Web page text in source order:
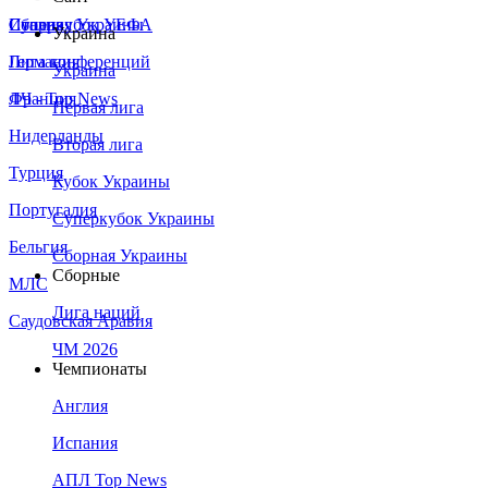
Сборная Украины
Италия
Германия
Франция
Нидерланды
Турция
Португалия
Бельгия
МЛС
Саудовская Аравия
Суперкубок УЕФА
Лига конференций
ЛЧ - Top News
Украина
Украина
Первая лига
Вторая лига
Кубок Украины
Суперкубок Украины
Сборная Украины
Сборные
Лига наций
ЧМ 2026
Чемпионаты
Англия
Испания
АПЛ Top News